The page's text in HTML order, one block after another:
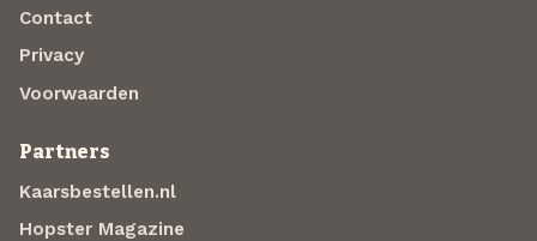
Contact
Privacy
Voorwaarden
Partners
Kaarsbestellen.nl
Hopster Magazine